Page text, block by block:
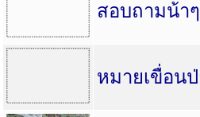
สอบถามน้า
หมายเขื่อน